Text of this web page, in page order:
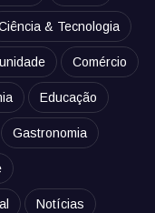
& Tecnologia
Comércio
Educação
Gastronomia
Notícias